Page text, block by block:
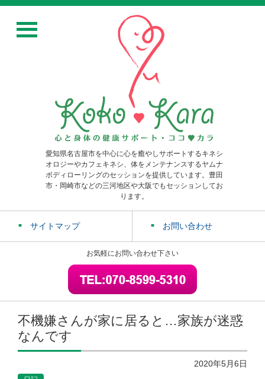
愛知県名古屋市を中心に心を癒やしサポートするキネシ
オロジーやカフェキネシ、体をメンテナンスするヤムナ
ボディローリングのセッションを提供しています。豊田
市・岡崎市などの三河地区や大阪でもセッションしてお
ります。
サイトマップ お問い合わせ
お気軽にお問い合わせ下さい
不機嫌さんが家に居ると…家族が迷惑
なんです
2020年5月6日